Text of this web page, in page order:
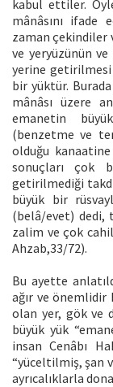
kabul ettiler.
mânâsını
zaman çekindiler
ve yeryüzünün ve
yerine
bir yüktür.
mânâsı üzere
emanetin
(benzetme ve
olduğu
sonuçları çok
getirilmediği
büyük bir
(belâ/evet)
zalim ve çok
Ahzab,33/72).
Bu ayette
ağır ve önemlidir
olan yer, gök ve
büyük yük
insan Cenâbı
“yüceltilmiş, şan
ayrıcalıklarla